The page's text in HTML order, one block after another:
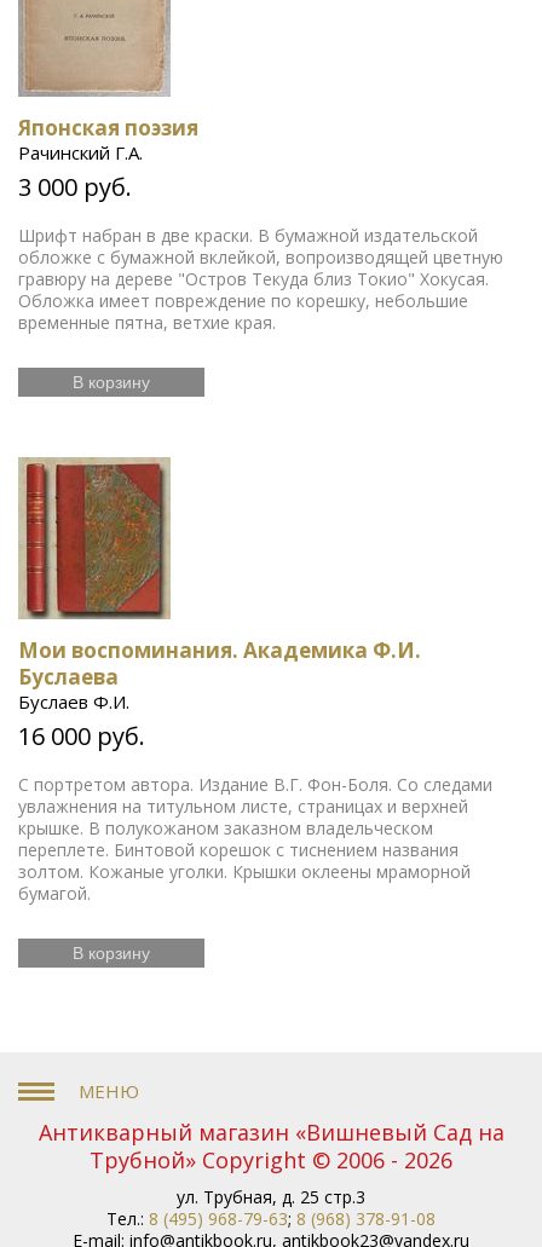
Японская поэзия
Рачинский Г.А.
3 000 руб.
Шрифт набран в две краски. В бумажной издательской
обложке с бумажной вклейкой, вопроизводящей цветную
гравюру на дереве "Остров Текуда близ Токио" Хокусая.
Обложка имеет повреждение по корешку, небольшие
временные пятна, ветхие края.
В корзину
Мои воспоминания. Академика Ф.И.
Буслаева
Буслаев Ф.И.
16 000 руб.
С портретом автора. Издание В.Г. Фон-Боля. Со следами
увлажнения на титульном листе, страницах и верхней
крышке. В полукожаном заказном владельческом
переплете. Бинтовой корешок с тиснением названия
золтом. Кожаные уголки. Крышки оклеены мраморной
бумагой.
В корзину
Антикварный магазин «Вишневый Сад на
Трубной» Copyright © 2006 - 2026
ул. Трубная, д. 25 стр.3
Тел.: 8 (495) 968-79-63; 8 (968) 378-91-08
E-mail: info@antikbook.ru, antikbook23@yandex.ru